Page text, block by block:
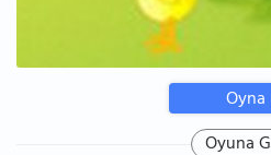
Oyna
Oyuna